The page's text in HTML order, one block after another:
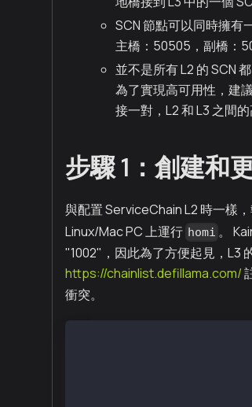
SCN 節點可以同時擁有
主橋：50505，副橋：
並不是所有 L2 的 SCN
為了實現高可用性，建
接一對，L2 和 L3 之間
步驟 1：創建和
與配置 ServiceChain L2 時一樣
Linux/Mac PC 上運行 homi 。
"1002"，因此為了方便起見，L3
https://chainlist.defillama.com/
衝突。